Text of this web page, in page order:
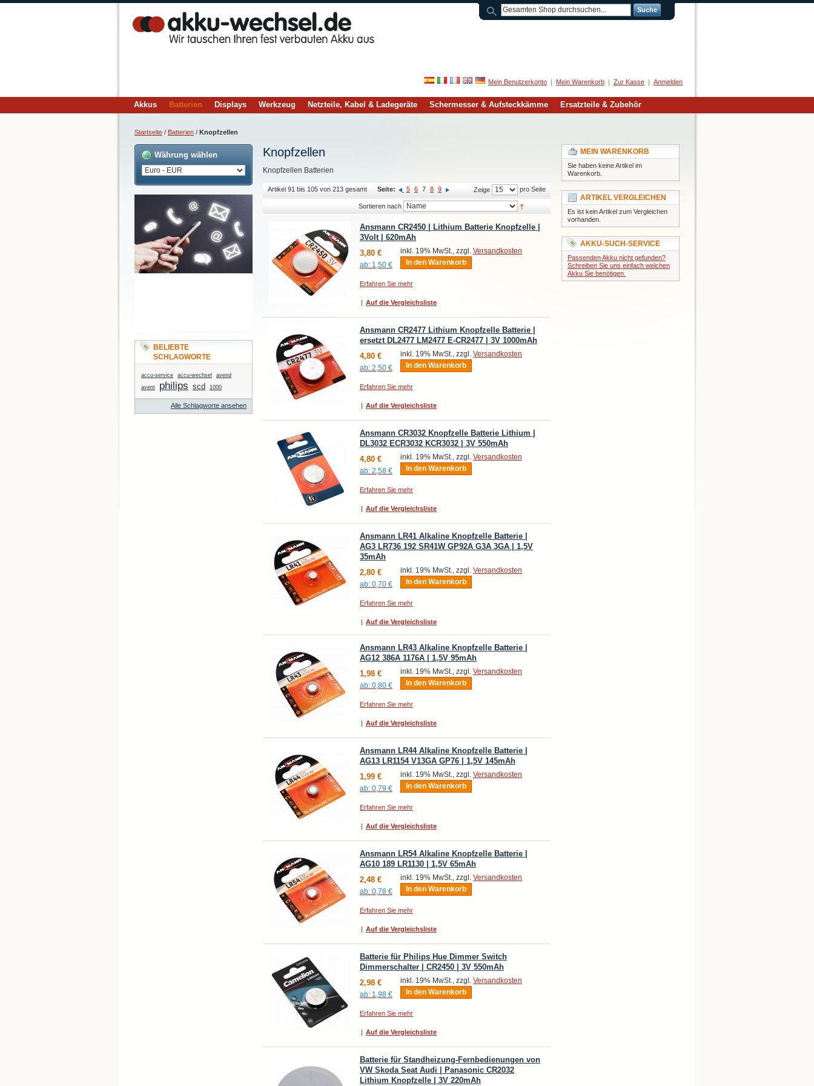
Suche
Mein Benutzerkonto Mein Warenkorb Zur Kasse Anmelden
Akkus Batterien Displays Werkzeug Netzteile, Kabel & Ladegeräte Schermesser & Aufsteckkämme Ersatzteile & Zubehör
Startseite / Batterien / Knopfzellen
Knopfzellen
Knopfzellen Batterien
Artikel 91 bis 105 von 213 gesamt Zeige pro Seite
Seite: 5 6 7 8 9
Sortieren nach
Ansmann CR2450 | Lithium Batterie Knopfzelle |
3Volt | 620mAh
3,80 €
ab: 1,50 €
inkl. 19% MwSt., zzgl. Versandkosten
In den Warenkorb
Erfahren Sie mehr
| Auf die Vergleichsliste
Ansmann CR2477 Lithium Knopfzelle Batterie |
ersetzt DL2477 LM2477 E-CR2477 | 3V 1000mAh
4,80 €
ab: 2,50 €
inkl. 19% MwSt., zzgl. Versandkosten
In den Warenkorb
Erfahren Sie mehr
| Auf die Vergleichsliste
Ansmann CR3032 Knopfzelle Batterie Lithium |
DL3032 ECR3032 KCR3032 | 3V 550mAh
4,80 €
ab: 2,58 €
inkl. 19% MwSt., zzgl. Versandkosten
In den Warenkorb
Erfahren Sie mehr
| Auf die Vergleichsliste
Ansmann LR41 Alkaline Knopfzelle Batterie |
AG3 LR736 192 SR41W GP92A G3A 3GA | 1,5V
35mAh
2,80 €
ab: 0,70 €
inkl. 19% MwSt., zzgl. Versandkosten
In den Warenkorb
Erfahren Sie mehr
| Auf die Vergleichsliste
Ansmann LR43 Alkaline Knopfzelle Batterie |
AG12 386A 1176A | 1,5V 95mAh
1,98 €
ab: 0,80 €
inkl. 19% MwSt., zzgl. Versandkosten
In den Warenkorb
Erfahren Sie mehr
| Auf die Vergleichsliste
Ansmann LR44 Alkaline Knopfzelle Batterie |
AG13 LR1154 V13GA GP76 | 1,5V 145mAh
1,99 €
ab: 0,79 €
inkl. 19% MwSt., zzgl. Versandkosten
In den Warenkorb
Erfahren Sie mehr
| Auf die Vergleichsliste
Ansmann LR54 Alkaline Knopfzelle Batterie |
AG10 189 LR1130 | 1,5V 65mAh
2,48 €
ab: 0,78 €
inkl. 19% MwSt., zzgl. Versandkosten
In den Warenkorb
Erfahren Sie mehr
| Auf die Vergleichsliste
Batterie für Philips Hue Dimmer Switch
Dimmerschalter | CR2450 | 3V 550mAh
2,98 €
ab: 1,98 €
inkl. 19% MwSt., zzgl. Versandkosten
In den Warenkorb
Erfahren Sie mehr
| Auf die Vergleichsliste
Batterie für Standheizung-Fernbedienungen von
VW Skoda Seat Audi | Panasonic CR2032
Lithium Knopfzelle | 3V 220mAh
Währung wählen
BELIEBTE
SCHLAGWORTE
accu-service accu-wechsel
avend
avent
philips scd 1000
Alle Schlagworte ansehen
MEIN WARENKORB
Sie haben keine Artikel im
Warenkorb.
ARTIKEL VERGLEICHEN
Es ist kein Artikel zum Vergleichen
vorhanden.
AKKU-SUCH-SERVICE
Passenden Akku nicht gefunden?
Schreiben Sie uns einfach welchen
Akku Sie benötigen.